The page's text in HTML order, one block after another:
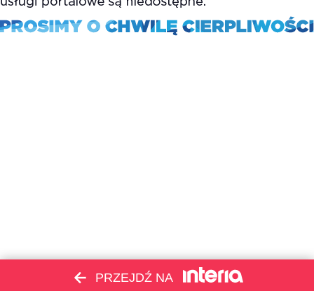
PRZEJDŹ NA